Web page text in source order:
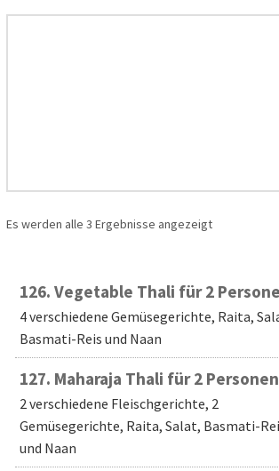
Es werden alle 3 Ergebnisse angezeigt
126. Vegetable Thali für 2
4 verschiedene Gemüsegerichte, Raita,
Basmati-Reis und Naan
127. Maharaja Thali für 2 Personen
2 verschiedene Fleischgerichte, 2
Gemüsegerichte, Raita, Salat, Basmati-
und Naan